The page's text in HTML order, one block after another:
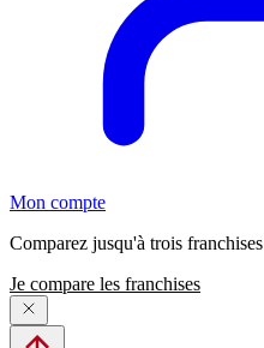
Mon compte
Comparez jusqu'à trois franchises
Je compare les franchises